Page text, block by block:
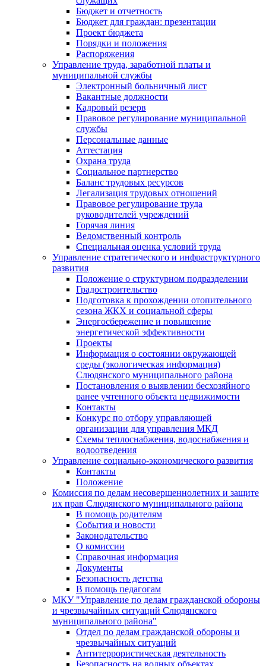
Бюджет и отчетность
Бюджет для граждан: презентации
Проект бюджета
Порядки и положения
Распоряжения
Управление труда, заработной платы и
муниципальной службы
Электронный больничный лист
Вакантные должности
Кадровый резерв
Правовое регулирование муниципальной
службы
Персональные данные
Аттестация
Охрана труда
Социальное партнерство
Баланс трудовых ресурсов
Легализация трудовых отношений
Правовое регулирование труда
руководителей учреждений
Горячая линия
Ведомственный контроль
Специальная оценка условий труда
Управление стратегического и инфраструктурного
развития
Положение о структурном подразделении
Градостроительство
Подготовка к прохождении отопительного
сезона ЖКХ и социальной сферы
Энергосбережение и повышение
энергетической эффективности
Проекты
Информация о состоянии окружающей
среды (экологическая информация)
Слюдянского муниципального района
Постановления о выявлении бесхозяйного
ранее учтенного объекта недвижимости
Контакты
Конкурс по отбору управляющей
организации для управления МКД
Схемы теплоснабжения, водоснабжения и
водоотведения
Управление социально-экономического развития
Контакты
Положение
Комиссия по делам несовершеннолетних и защите
их прав Слюдянского муниципального района
В помощь родителям
События и новости
Законодательство
О комиссии
Справочная информация
Документы
Безопасность детства
В помощь педагогам
МКУ "Управление по делам гражданской обороны
и чрезвычайных ситуаций Слюдянского
муниципального района"
Отдел по делам гражданской обороны и
чрезвычайных ситуаций
Антитеррористическая деятельность
Безопасность на водных объектах